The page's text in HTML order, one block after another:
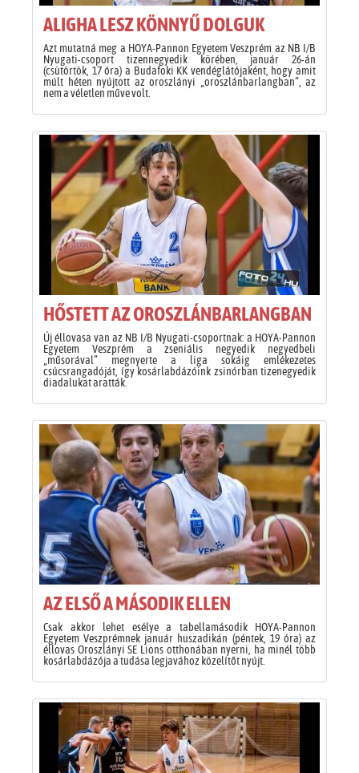
ALIGHA LESZ KÖNNYŰ DOLGUK
Azt mutatná meg a HOYA-Pannon Egyetem Veszprém az NB I/B
Nyugati-csoport tizennegyedik körében, január 26-án
(csütörtök, 17 óra) a Budafoki KK vendéglátójaként, hogy amit
múlt héten nyújtott az oroszlányi „oroszlánbarlangban”, az
nem a véletlen műve volt.
HŐSTETT AZ OROSZLÁNBARLANGBAN
Új éllovasa van az NB I/B Nyugati-csoportnak: a HOYA-Pannon
Egyetem Veszprém a zseniális negyedik negyedbeli
„műsorával” megnyerte a liga sokáig emlékezetes
csúcsrangadóját, így kosárlabdázóink zsinórban tizenegyedik
diadalukat aratták.
AZ ELSŐ A MÁSODIK ELLEN
Csak akkor lehet esélye a tabellamásodik HOYA-Pannon
Egyetem Veszprémnek január huszadikán (péntek, 19 óra) az
éllovas Oroszlányi SE Lions otthonában nyerni, ha minél több
kosárlabdázója a tudása legjavához közelítőt nyújt.